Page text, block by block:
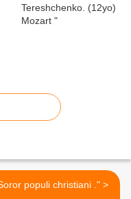
"Soror populi christiani ." >